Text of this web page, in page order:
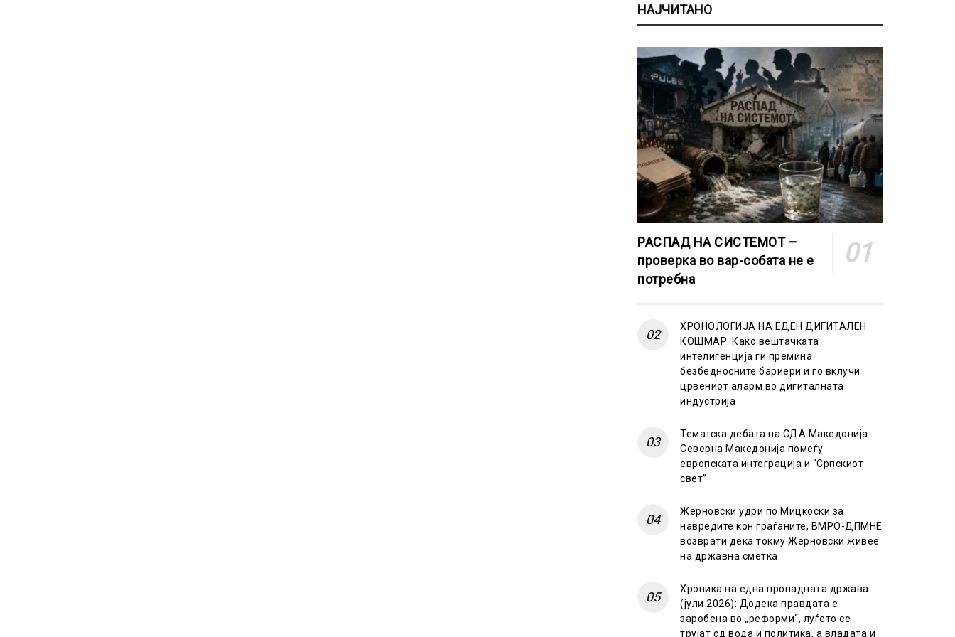
НАЈЧИТАНО
РАСПАД НА СИСТЕМОТ –
проверка во вар-собата не е
потребна
ХРОНОЛОГИЈА НА ЕДЕН ДИГИТАЛЕН
КОШМАР: Како вештачката
интелигенција ги премина
безбедносните бариери и го вклучи
црвениот аларм во дигиталната
индустрија
Тематска дебата на СДА Македонија:
Северна Македонија помеѓу
европската интеграција и “Српскиот
свет”
Жерновски удри по Мицкоски за
навредите кон граѓаните, ВМРО-ДПМНЕ
возврати дека токму Жерновски живее
на државна сметка
Хроника на една пропадната држава
(јули 2026): Додека правдата е
заробена во „реформи“, луѓето се
трујат од вода и политика, а владата и